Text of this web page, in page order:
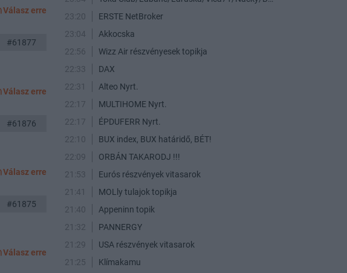
Válasz erre
#61877
Válasz erre
#61876
Válasz erre
#61875
Válasz erre
23:20
ERSTE NetBroker
23:04
Akkocska
22:56
Wizz Air részvényesek topikja
22:33
DAX
22:31
Alteo Nyrt.
22:17
MULTIHOME Nyrt.
22:17
ÉPDUFERR Nyrt.
22:10
BUX index, BUX határidő, BÉT!
22:09
ORBÁN TAKARODJ !!!
21:53
Eurós részvények vitasarok
21:41
MOLly tulajok topikja
21:40
Appeninn topik
21:32
PANNERGY
21:29
USA részvények vitasarok
21:25
Klímakamu